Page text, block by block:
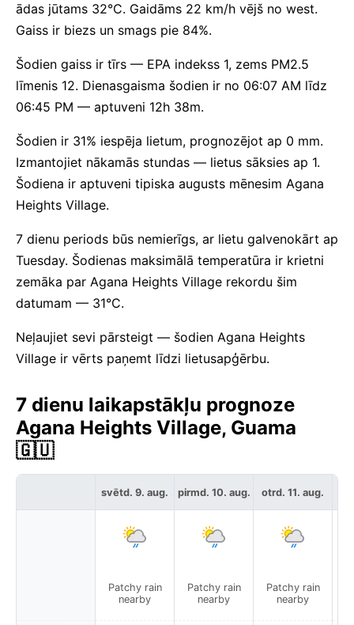
ādas jūtams 32°C. Gaidāms 22 km/h vējš no west.
Gaiss ir biezs un smags pie 84%.
Šodien gaiss ir tīrs — EPA indekss 1, zems PM2.5
līmenis 12. Dienasgaisma šodien ir no 06:07 AM līdz
06:45 PM — aptuveni 12h 38m.
Šodien ir 31% iespēja lietum, prognozējot ap 0 mm.
Izmantojiet nākamās stundas — lietus sāksies ap 1.
Šodiena ir aptuveni tipiska augusts mēnesim Agana
Heights Village.
7 dienu periods būs nemierīgs, ar lietu galvenokārt ap
Tuesday. Šodienas maksimālā temperatūra ir krietni
zemāka par Agana Heights Village rekordu šim
datumam — 31°C.
Neļaujiet sevi pārsteigt — šodien Agana Heights
Village ir vērts paņemt līdzi lietusapģērbu.
7 dienu laikapstākļu prognoze
Agana Heights Village, Guama
🇬🇺
svētd. 9. aug.
Patchy rain
nearby
pirmd. 10. aug.
Patchy rain
nearby
otrd. 11. aug.
Patchy rain
nearby